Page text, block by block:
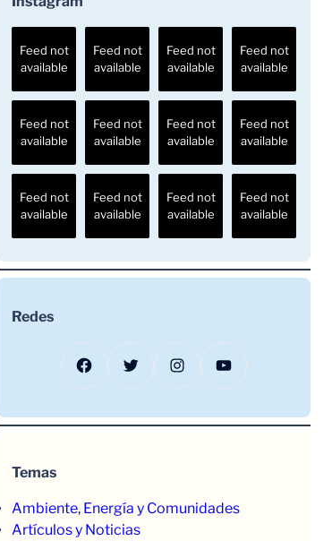
Feed not
available
Feed not
available
Feed not
available
Feed not
available
Feed not
available
Feed not
available
Feed not
available
Feed not
available
Feed not
available
Feed not
available
Feed not
available
Feed not
available
Redes
Facebook Twitter Instagram YouTube
Temas
Ambiente, Energía y Comunidades
Artículos y Noticias